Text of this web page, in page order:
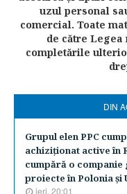
uzul personal
comercial. Toate
de către Legea
completările
DIN
Grupul elen PPC
achiziţionat active în
cumpără o
proiecte în Polonia şi
ieri, 20:01